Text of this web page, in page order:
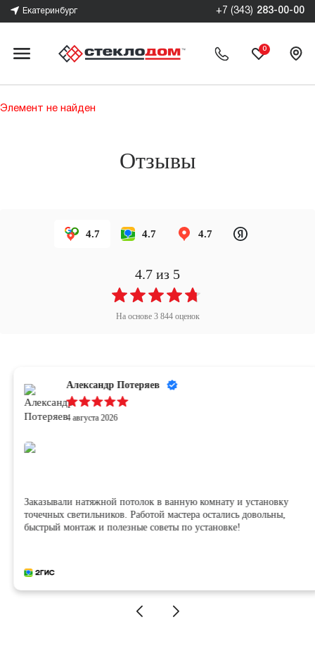
Екатеринбург +7 (343) 283-00-00
0
Элемент не найден
Отзывы
4.7 4.7 4.7
4.7 из 5
На основе 3 844оценок
Александр Потеряев
4 августа 2026
Заказывали натяжной потолок в ванную комнату и установку
точечных светильников. Работой мастера остались довольны,
быстрый монтаж и полезные советы по установке!